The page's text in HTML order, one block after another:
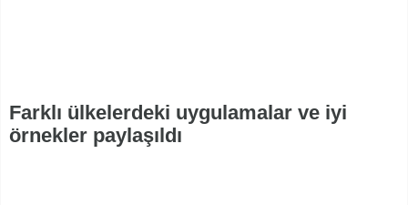
Farklı ülkelerdeki uygulamalar ve iyi
örnekler paylaşıldı